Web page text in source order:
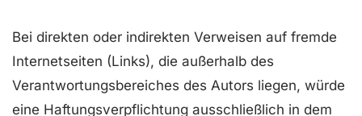
Bei direkten oder indirekten Verweisen auf fremde
Internetseiten (Links), die außerhalb des
Verantwortungsbereiches des Autors liegen, würde
eine Haftungsverpflichtung ausschließlich in dem